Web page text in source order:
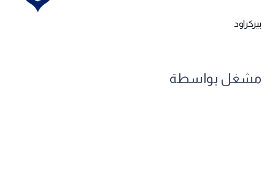
بيزكراود
مشغل بواسطة